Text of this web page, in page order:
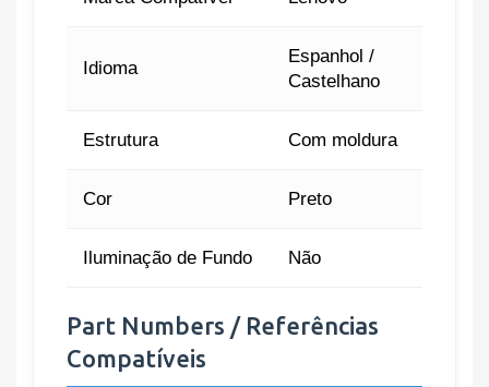
Idioma
Espanhol /
Castelhano
Estrutura Com moldura
Cor Preto
Iluminação de Fundo Não
Part Numbers / Referências
Compatíveis